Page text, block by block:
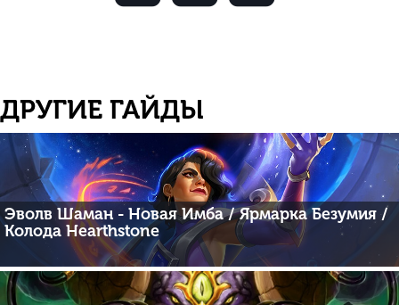
ДРУГИЕ ГАЙДЫ
Эволв Шаман - Новая Имба / Ярмарка Безумия /
Колода Hearthstone